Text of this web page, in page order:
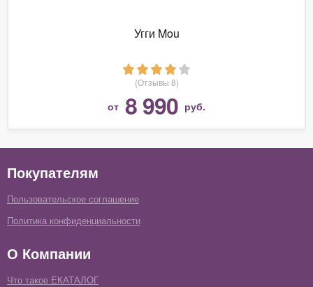
Угги Mou
(Отзывы 8)
от 8 990 руб.
Покупателям
Пользовательское соглашение
Политика конфиденциальности
О Компании
Что такое ЕКАТАЛОГ